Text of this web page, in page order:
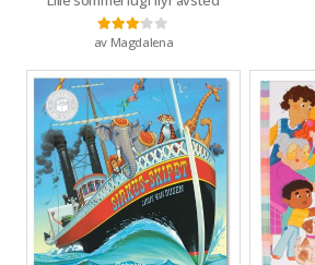
Vurdert3av 5
av Magdalena